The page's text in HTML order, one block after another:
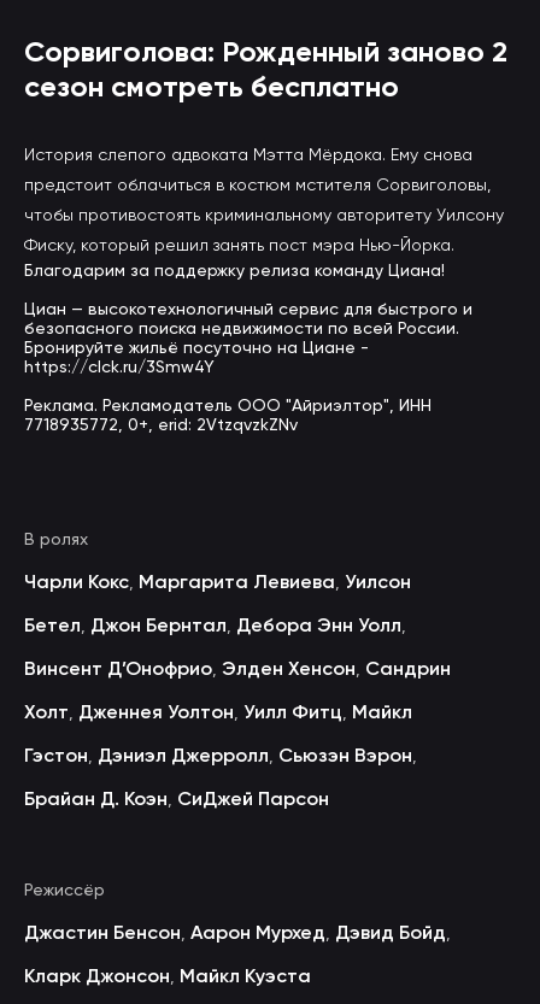
Сорвиголова: Рожденный заново 2
сезон смотреть бесплатно
История слепого адвоката Мэтта Мёрдока. Ему снова
предстоит облачиться в костюм мстителя Сорвиголовы,
чтобы противостоять криминальному авторитету Уилсону
Фиску, который решил занять пост мэра Нью-Йорка.
Благодарим за поддержку релиза команду Циана!
Циан — высокотехнологичный сервис для быстрого и
безопасного поиска недвижимости по всей России.
Бронируйте жильё посуточно на Циане -
https://clck.ru/3Smw4Y
Реклама. Рекламодатель ООО "Айриэлтор", ИНН
7718935772, 0+, erid: 2VtzqvzkZNv
В ролях
Чарли Кокс Маргарита Левиева Уилсон
Бетел Джон Бернтал Дебора Энн Уолл
Винсент Д’Онофрио Элден Хенсон Сандрин
Холт Дженнея Уолтон Уилл Фитц Майкл
Гэстон Дэниэл Джерролл Сьюзэн Вэрон
Брайан Д. Коэн СиДжей Парсон
Режиссёр
Джастин Бенсон Аарон Мурхед Дэвид Бойд
Кларк Джонсон Майкл Куэста